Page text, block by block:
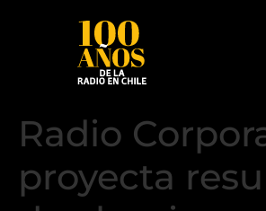
Radio
proyecta